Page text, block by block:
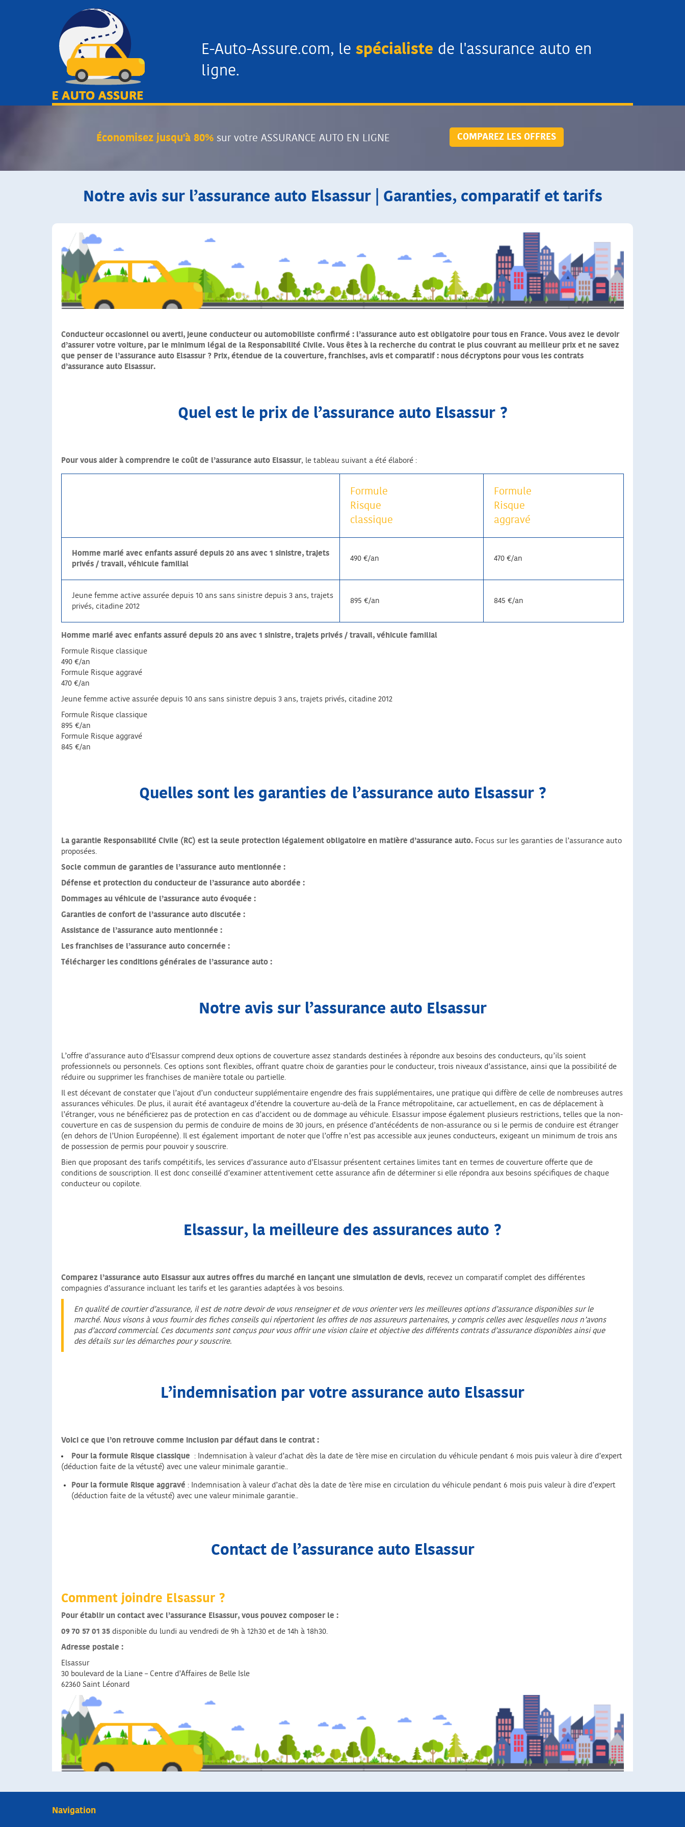
E-Auto-Assure.com, le spécialiste de l'assurance auto en
ligne.
Économisez jusqu'à 80% sur votre ASSURANCE AUTO EN LIGNE COMPAREZ LES OFFRES
Notre avis sur l’assurance auto Elsassur | Garanties, comparatif et tarifs
Conducteur occasionnel ou averti, jeune conducteur ou automobiliste confirmé : l’assurance auto est obligatoire pour tous en France. Vous avez le devoir
d’assurer votre voiture, par le minimum légal de la Responsabilité Civile. Vous êtes à la recherche du contrat le plus couvrant au meilleur prix et ne savez
que penser de l’assurance auto Elsassur ? Prix, étendue de la couverture, franchises, avis et comparatif : nous décryptons pour vous les contrats
d’assurance auto Elsassur.
Quel est le prix de l’assurance auto Elsassur ?
Pour vous aider à comprendre le coût de l’assurance auto Elsassur, le tableau suivant a été élaboré :
Formule
Risque
classique
Formule
Risque
aggravé
Homme marié avec enfants assuré depuis 20 ans avec 1 sinistre, trajets
privés / travail, véhicule familial
490 €/an 470 €/an
Jeune femme active assurée depuis 10 ans sans sinistre depuis 3 ans, trajets
privés, citadine 2012
895 €/an 845 €/an
Homme marié avec enfants assuré depuis 20 ans avec 1 sinistre, trajets privés / travail, véhicule familial
Formule Risque classique
490 €/an
Formule Risque aggravé
470 €/an
Jeune femme active assurée depuis 10 ans sans sinistre depuis 3 ans, trajets privés, citadine 2012
Formule Risque classique
895 €/an
Formule Risque aggravé
845 €/an
Quelles sont les garanties de l’assurance auto Elsassur ?
La garantie Responsabilité Civile (RC) est la seule protection légalement obligatoire en matière d’assurance auto. Focus sur les garanties de l’assurance auto
proposées.
Socle commun de garanties de l’assurance auto mentionnée :
Défense et protection du conducteur de l’assurance auto abordée :
Dommages au véhicule de l’assurance auto évoquée :
Garanties de confort de l’assurance auto discutée :
Assistance de l’assurance auto mentionnée :
Les franchises de l’assurance auto concernée :
Télécharger les conditions générales de l’assurance auto :
Notre avis sur l’assurance auto Elsassur
L’offre d’assurance auto d’Elsassur comprend deux options de couverture assez standards destinées à répondre aux besoins des conducteurs, qu’ils soient
professionnels ou personnels. Ces options sont flexibles, offrant quatre choix de garanties pour le conducteur, trois niveaux d’assistance, ainsi que la possibilité de
réduire ou supprimer les franchises de manière totale ou partielle.
Il est décevant de constater que l’ajout d’un conducteur supplémentaire engendre des frais supplémentaires, une pratique qui diffère de celle de nombreuses autres
assurances véhicules. De plus, il aurait été avantageux d’étendre la couverture au-delà de la France métropolitaine, car actuellement, en cas de déplacement à
l’étranger, vous ne bénéficierez pas de protection en cas d’accident ou de dommage au véhicule. Elsassur impose également plusieurs restrictions, telles que la non-
couverture en cas de suspension du permis de conduire de moins de 30 jours, en présence d’antécédents de non-assurance ou si le permis de conduire est étranger
(en dehors de l’Union Européenne). Il est également important de noter que l’offre n’est pas accessible aux jeunes conducteurs, exigeant un minimum de trois ans
de possession de permis pour pouvoir y souscrire.
Bien que proposant des tarifs compétitifs, les services d’assurance auto d’Elsassur présentent certaines limites tant en termes de couverture offerte que de
conditions de souscription. Il est donc conseillé d’examiner attentivement cette assurance afin de déterminer si elle répondra aux besoins spécifiques de chaque
conducteur ou copilote.
Elsassur, la meilleure des assurances auto ?
Comparez l’assurance auto Elsassur aux autres offres du marché en lançant une simulation de devis, recevez un comparatif complet des différentes
compagnies d’assurance incluant les tarifs et les garanties adaptées à vos besoins.
En qualité de courtier d’assurance, il est de notre devoir de vous renseigner et de vous orienter vers les meilleures options d’assurance disponibles sur le
marché. Nous visons à vous fournir des fiches conseils qui répertorient les offres de nos assureurs partenaires, y compris celles avec lesquelles nous n’avons
pas d’accord commercial. Ces documents sont conçus pour vous offrir une vision claire et objective des différents contrats d’assurance disponibles ainsi que
des détails sur les démarches pour y souscrire.
L’indemnisation par votre assurance auto Elsassur
Voici ce que l’on retrouve comme inclusion par défaut dans le contrat :
Pour la formule Risque classique : Indemnisation à valeur d’achat dès la date de 1ère mise en circulation du véhicule pendant 6 mois puis valeur à dire d’expert
(déduction faite de la vétusté) avec une valeur minimale garantie..
Pour la formule Risque aggravé : Indemnisation à valeur d’achat dès la date de 1ère mise en circulation du véhicule pendant 6 mois puis valeur à dire d’expert
(déduction faite de la vétusté) avec une valeur minimale garantie..
Contact de l’assurance auto Elsassur
Comment joindre Elsassur ?
Pour établir un contact avec l’assurance Elsassur, vous pouvez composer le :
09 70 57 01 35 disponible du lundi au vendredi de 9h à 12h30 et de 14h à 18h30.
Adresse postale :
Elsassur
30 boulevard de la Liane – Centre d’Affaires de Belle Isle
62360 Saint Léonard
Navigation